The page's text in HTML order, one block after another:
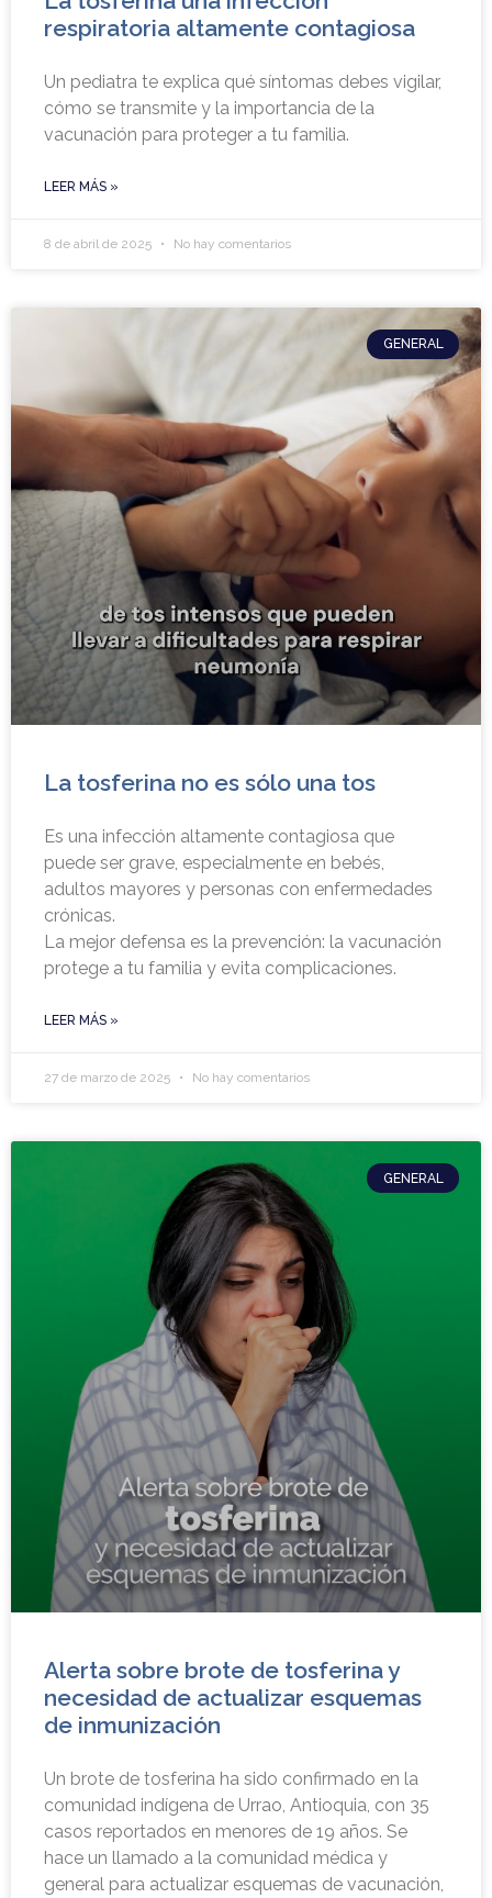
respiratoria altamente contagiosa
Un pediatra te explica qué síntomas debes vigilar,
cómo se transmite y la importancia de la
vacunación para proteger a tu familia.
LEER MÁS »
8 de abril de 2025 No hay comentarios
GENERAL
La tosferina no es sólo una tos
Es una infección altamente contagiosa que
puede ser grave, especialmente en bebés,
adultos mayores y personas con enfermedades
crónicas.
La mejor defensa es la prevención: la vacunación
protege a tu familia y evita complicaciones.
LEER MÁS »
27 de marzo de 2025 No hay comentarios
GENERAL
Alerta sobre brote de tosferina y
necesidad de actualizar esquemas
de inmunización
Un brote de tosferina ha sido confirmado en la
comunidad indígena de Urrao, Antioquia, con 35
casos reportados en menores de 19 años. Se
hace un llamado a la comunidad médica y
general para actualizar esquemas de vacunación,